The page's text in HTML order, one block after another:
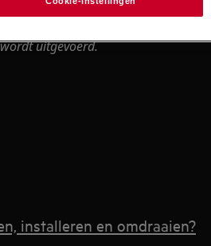
reparatie gevolgen kan
uitgevoerd.
installeren en omdraaien?